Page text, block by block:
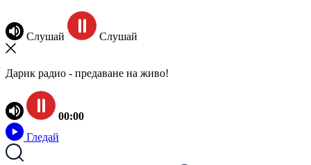
Слушай Слушай
Дарик радио - предаване на живо!
00:00
Гледай